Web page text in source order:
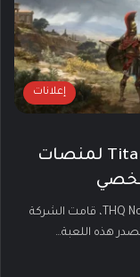
إعلانات
الكشف عن لعبة Titan Quest 2 لمنصات
خلال فعالية رقمية من تنظيم شركة THQ Nordic، قامت الشركة